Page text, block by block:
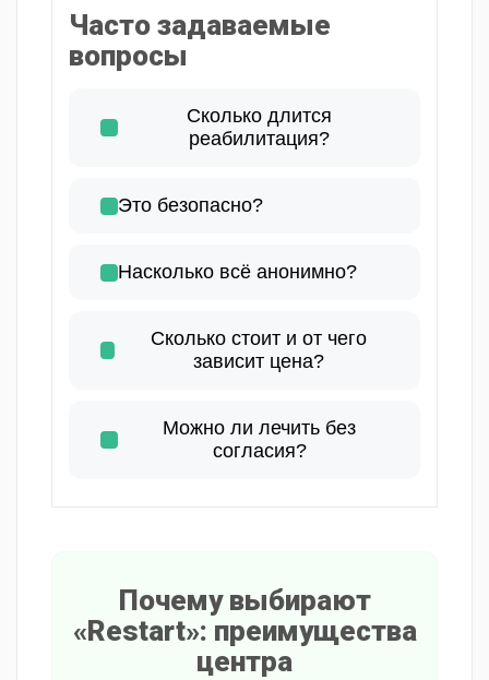
Часто задаваемые
вопросы
Сколько длится
реабилитация?
Это безопасно?
Насколько всё анонимно?
Сколько стоит и от чего
зависит цена?
Можно ли лечить без
согласия?
Почему выбирают
«Restart»: преимущества
центра